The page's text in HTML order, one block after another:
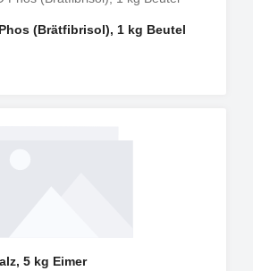
(Brätfibrisol), 1 kg Beutel
5 kg Eimer